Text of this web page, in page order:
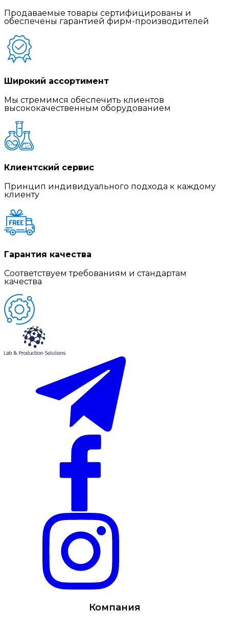
Продаваемые товары сертифицированы и
обеспечены гарантией фирм-производителей
Широкий ассортимент
Мы стремимся обеспечить клиентов
высококачественным оборудованием
Клиентский сервис
Принцип индивидуального подхода к каждому
клиенту
Гарантия качества
Соответствуем требованиям и стандартам
качества
Компания